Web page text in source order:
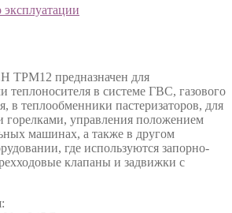
эксплуатации
ТРМ12 предназначен для
теплоносителя в системе ГВС, газового
в теплообменники пастеризаторов, для
горелками, управления положением
машинах, а также в другом
где используются запорно-
клапаны и задвижки с